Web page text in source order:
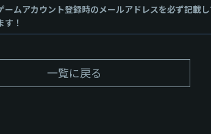
ムアカウント登録時のメールアドレスを必ず記載
！
一覧に戻る